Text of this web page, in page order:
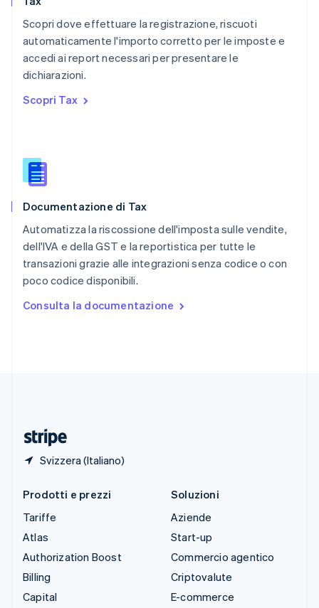
Scopri dove effettuare la registrazione, riscuoti
automaticamente l'importo corretto per le imposte e
accedi ai report necessari per presentare le
dichiarazioni.
Scopri Tax
Documentazione di Tax
Automatizza la riscossione dell'imposta sulle vendite,
dell'IVA e della GST e la reportistica per tutte le
transazioni grazie alle integrazioni senza codice o con
poco codice disponibili.
Consulta la documentazione
Svizzera (Italiano)
English
Portogallo
RAS di Hong Kong, Cina
English简体中文
Regno Unito
English
English
Singapore
Slovacchia
English
Slovenia
Spagna
EspañolEnglish
English Español简体中文
Prodotti e prezzi
Tariffe
Atlas
Authorization Boost
Billing
Capital
Soluzioni
Aziende
Start-up
Commercio agentico
Criptovalute
E-commerce